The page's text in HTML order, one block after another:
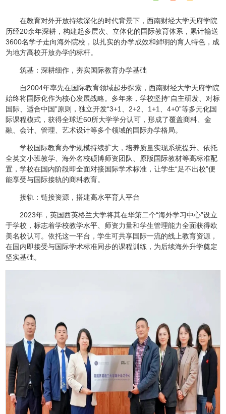
在教育对外开放持续深化的时代背景下，西南财经大学天府学院
历经20余年深耕，构建起多层次、立体化的国际教育体系，累计输送
3600名学子走向海外院校，以扎实的办学成效和鲜明的育人特色，成
为地方高校开放办学的标杆。
筑基：深耕细作，夯实国际教育办学基础
自2004年率先在国际教育领域起步探索，西南财经大学天府学院
始终将国际化作为核心发展战略。多年来，学校坚持“自主研发、对标
国际、适合中国”原则，独立开发“3+1、2+2、1+1、4+0”等多元化国
际课程模式，获得全球近60所大学学分认可，形成了覆盖商科、金
融、会计、管理、艺术设计等多个领域的国际办学格局。
学校国际教育办学规模持续扩大，培养质量实现系统提升。依托
全英文小班教学、海外名校硕博师资团队、原版国际教材等高标准配
置，学校在国内阶段即全面对接国际学术标准，让学生“足不出校”便
能享受与国际接轨的商科教育。
接轨：链接资源，搭建高水平育人平台
2023年，英国西英格兰大学将其在华第二个“海外学习中心”设立
于学校，标志着学校教学水平、师资力量和学生管理能力全面获得欧
美名校认可。依托这一平台，学生可共享国际一流的线上教育资源，
在国内即接受与国际学术标准同步的课程训练，为后续海外升学奠定
坚实基础。